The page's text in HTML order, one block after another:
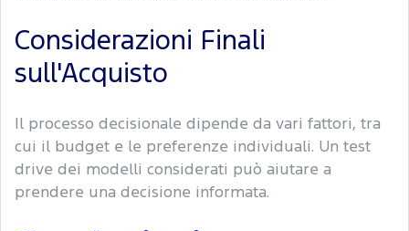
Considerazioni Finali
sull'Acquisto
Il processo decisionale dipende da vari fattori, tra
cui il budget e le preferenze individuali. Un test
drive dei modelli considerati può aiutare a
prendere una decisione informata.